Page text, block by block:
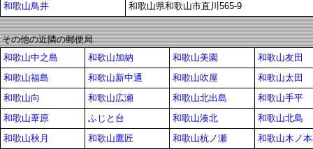
和歌山鳥井
和歌山県和歌山市直川565-9
その他の近隣の郵便局
和歌山中之島
和歌山加納 和歌山美園
和歌山友田
和歌山福島
和歌山新中通 和歌山吹屋
和歌山太田
和歌山向
和歌山広瀬 和歌山北出島
和歌山手平
和歌山葦原
ふじと台 和歌山湊北
和歌山北島
和歌山秋月
和歌山鷹匠 和歌山杭ノ瀬
和歌山木ノ